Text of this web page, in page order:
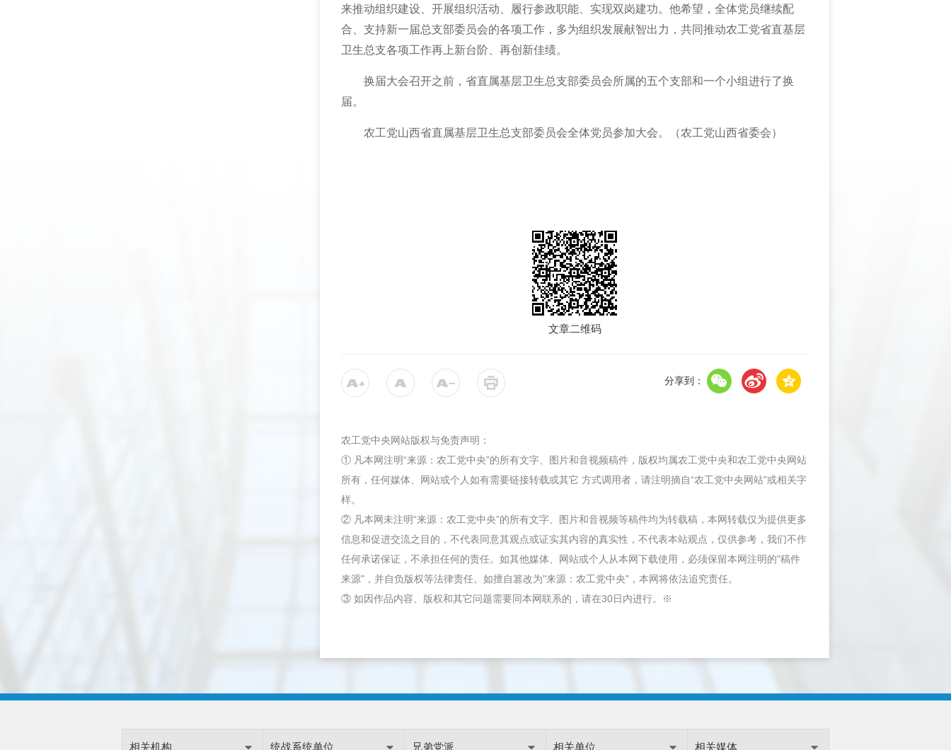
来推动组织建设、开展组织活动、履行参政职能、实现双岗建功。他希望 ， 全体党员继续配
合
支持新一届总支部委员会的各项工作，多为组织发展献智出力，共同推动农工党省直基层
卫生总支各项工作再上新台阶 再创新佳绩。
换届大会召开之前，省直属基层卫生总支部委员会所属的五个支部和一个小组进行了换
届。
农工党山西省直属基层卫生总支部委员会全体党员参加大会。 （农工党山西省委会）
文章二维码
分享到：
农工党中央网站版权与免责声明：
① 凡本网注明“来源：农工党中央”的所有文字、图片和音视频稿件，版权均属农工党中央和农工党中央网站
所有，任何媒体、网站或个人如有需要链接转载或其它 方式调用者，请注明摘自“农工党中央网站”或相关字
样。
② 凡本网未注明“来源：农工党中央”的所有文字、图片和音视频等稿件均为转载稿，本网转载仅为提供更多
信息和促进交流之目的，不代表同意其观点或证实其内容的真实性，不代表本站观点，仅供参考，我们不作
任何承诺保证，不承担任何的责任。如其他媒体、网站或个人从本网下载使用，必须保留本网注明的"稿件
来源"，并自负版权等法律责任。如擅自篡改为"来源：农工党中央"，本网将依法追究责任。
③ 如因作品内容、版权和其它问题需要同本网联系的，请在30日内进行。※
相关机构 统战系统单位 兄弟党派 相关单位 相关媒体